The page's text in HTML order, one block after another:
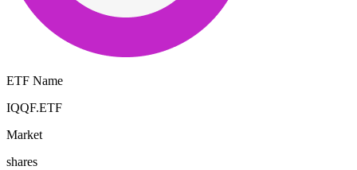
ETF Name
IQQF.ETF
Market
shares